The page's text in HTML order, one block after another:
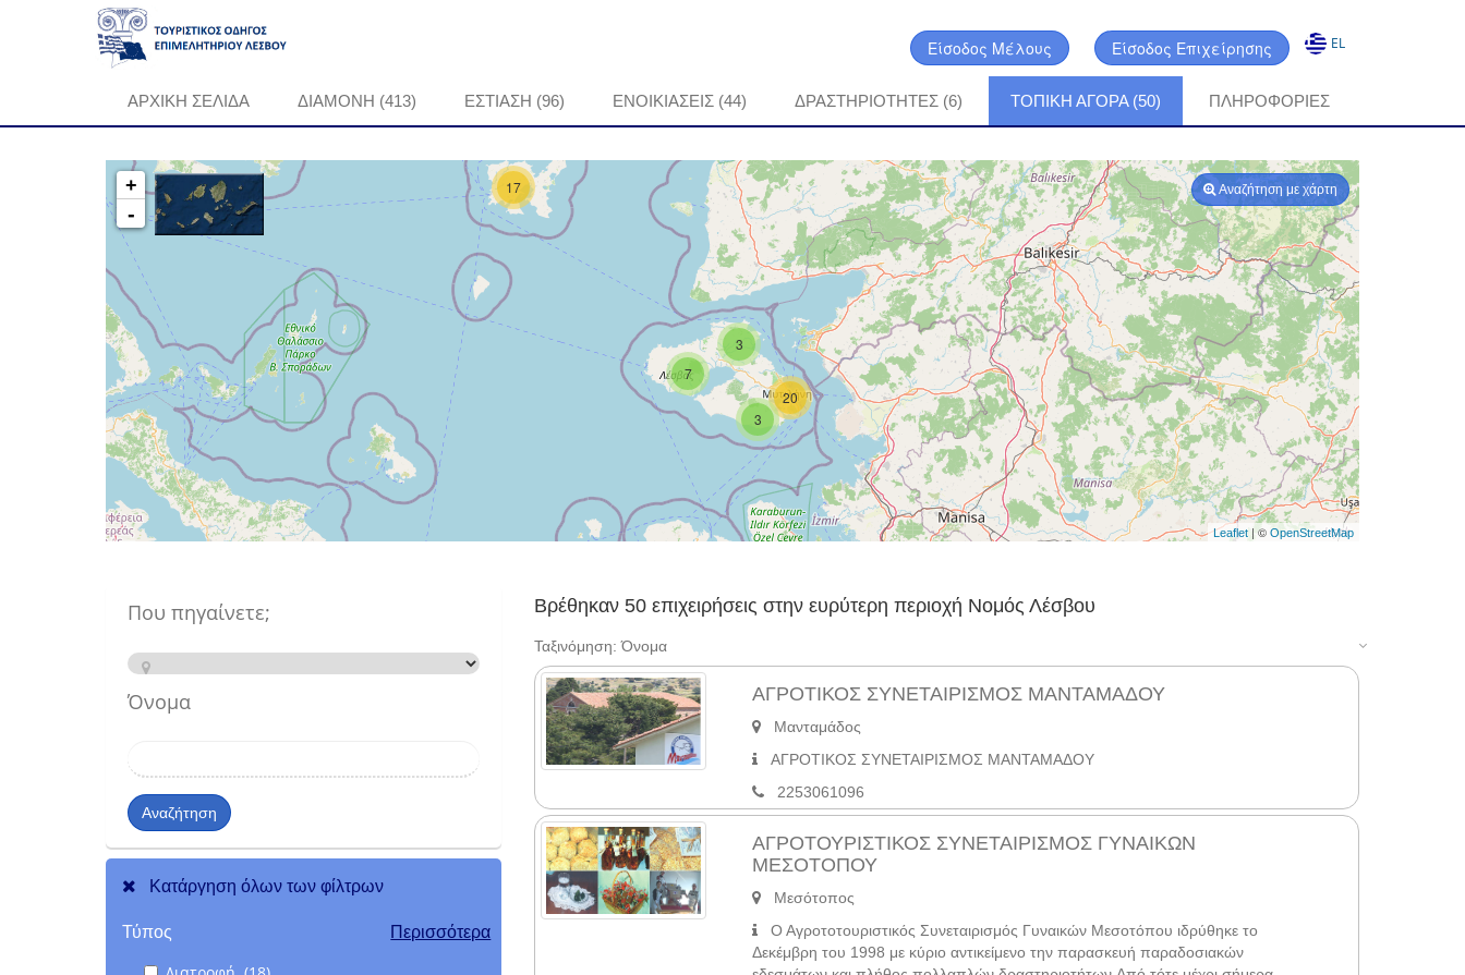
Είσοδος Μέλους Είσοδος Επιχείρησης EL
ΑΡΧΙΚΗ ΣΕΛΙΔΑ ΔΙΑΜΟΝΗ (413) ΕΣΤΙΑΣΗ (96) ΕΝΟΙΚΙΑΣΕΙΣ (44) ΔΡΑΣΤΗΡΙΟΤΗΤΕΣ (6) ΤΟΠΙΚΗ ΑΓΟΡΑ (50) ΠΛΗΡΟΦΟΡΊΕΣ
17
3
3
7
20
+
-
Leaflet | © OpenStreetMap
Αναζήτηση με χάρτη
Που πηγαίνετε;
Όνομα
Αναζήτηση
Κατάργηση όλων των φίλτρων
Περισσότερα
Τύπος
Βρέθηκαν 50 επιχειρήσεις στην ευρύτερη περιοχή Νομός Λέσβου
Ταξινόμηση: Όνομα
ΑΓΡΟΤΙΚΟΣ ΣΥΝΕΤΑΙΡΙΣΜΟΣ ΜΑΝΤΑΜΑΔΟΥ
Μανταμάδος
ΑΓΡΟΤΙΚΟΣ ΣΥΝΕΤΑΙΡΙΣΜΟΣ ΜΑΝΤΑΜΑΔΟΥ
2253061096
ΑΓΡΟΤΟΥΡΙΣΤΙΚΟΣ ΣΥΝΕΤΑΙΡΙΣΜΟΣ ΓΥΝΑΙΚΩΝ
ΜΕΣΟΤΟΠΟΥ
Μεσότοπος
Ο Αγροτοτουριστικός Συνεταιρισμός Γυναικών Μεσοτόπου ιδρύθηκε το
Δεκέμβρη του 1998 με κύριο αντικείμενο την παρασκευή παραδοσιακών